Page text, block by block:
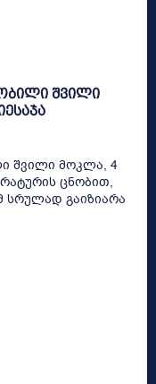
შვილი
შვილი მოკლა, 4
ცნობით,
სრულად გაიზიარა